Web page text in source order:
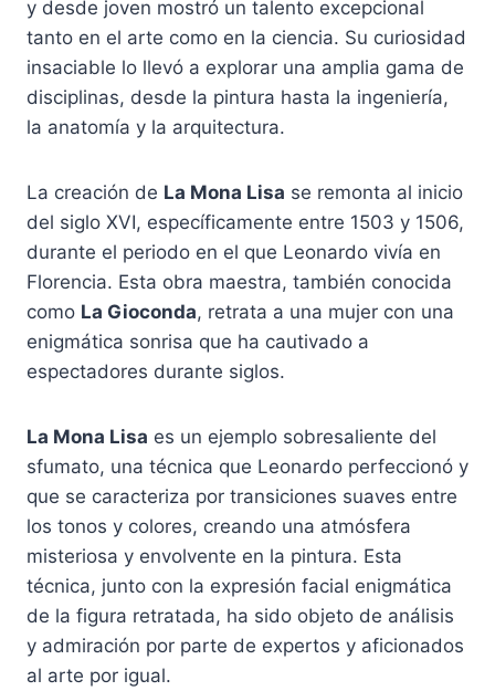
y desde joven mostró un talento excepcional
tanto en el arte como en la ciencia. Su curiosidad
insaciable lo llevó a explorar una amplia gama de
disciplinas, desde la pintura hasta la ingeniería,
la anatomía y la arquitectura.
La creación de La Mona Lisa se remonta al inicio
del siglo XVI, específicamente entre 1503 y 1506,
durante el periodo en el que Leonardo vivía en
Florencia. Esta obra maestra, también conocida
como La Gioconda, retrata a una mujer con una
enigmática sonrisa que ha cautivado a
espectadores durante siglos.
La Mona Lisa es un ejemplo sobresaliente del
sfumato, una técnica que Leonardo perfeccionó y
que se caracteriza por transiciones suaves entre
los tonos y colores, creando una atmósfera
misteriosa y envolvente en la pintura. Esta
técnica, junto con la expresión facial enigmática
de la figura retratada, ha sido objeto de análisis
y admiración por parte de expertos y aficionados
al arte por igual.